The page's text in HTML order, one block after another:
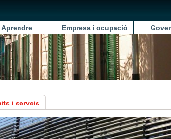
Aprendre Empresa i ocupació
i serveis